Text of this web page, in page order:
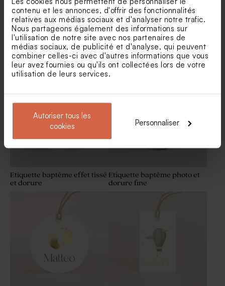
contenu et les annonces, d'offrir des fonctionnalités
relatives aux médias sociaux et d'analyser notre trafic.
Nous partageons également des informations sur
l'utilisation de notre site avec nos partenaires de
médias sociaux, de publicité et d'analyse, qui peuvent
combiner celles-ci avec d'autres informations que vous
leur avez fournies ou qu'ils ont collectées lors de votre
utilisation de leurs services.
Autoriser tous les
cookies
Personnaliser
Sticker autocollant grande
bonbonnière aquarelle rose
Sticker autocollant bouteille
en verre aquarelle rose
Pochon en tissu blanc
Pot à crayons naissance
Etiquette baptême ronde
jolies fleurs ey dorure
Etiquette prénom baptême
minimaliste et dorure
Etiquette baptême effet tissé
et dorure
Etiquette baptême photo et
dorure fine